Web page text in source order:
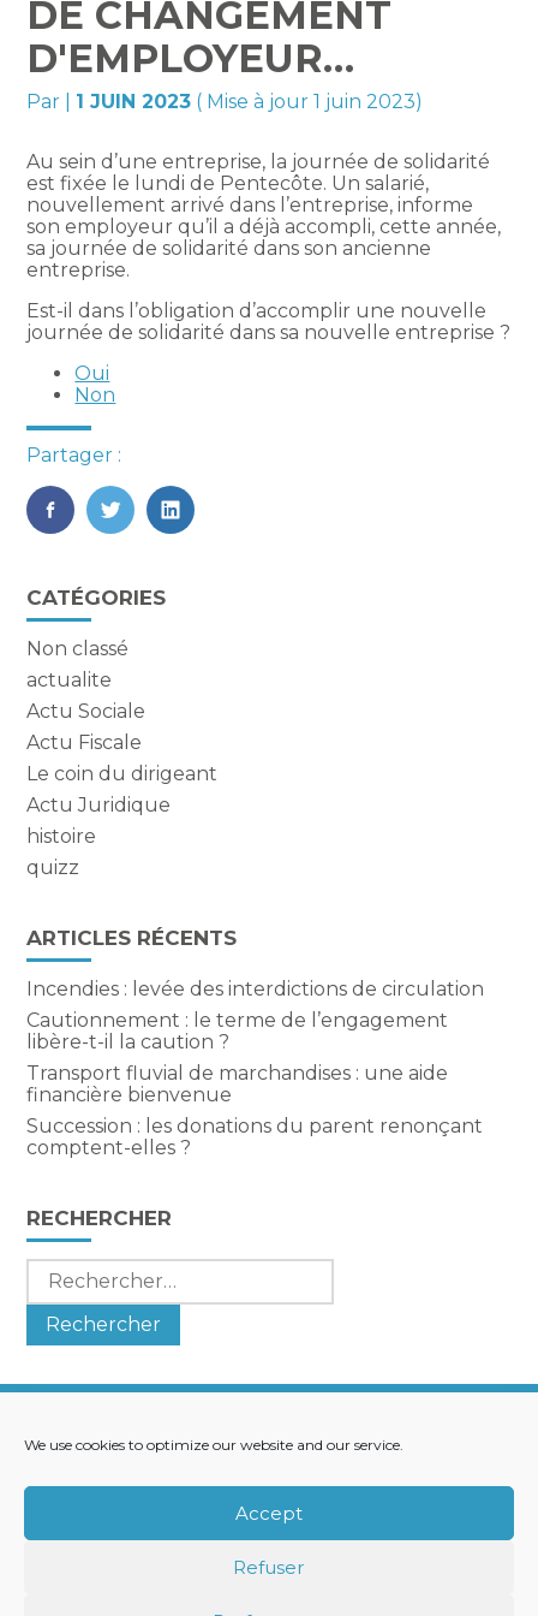
We use cookies to optimize our website and our service.
Accept
Refuser
DE CHANGEMENT
D'EMPLOYEUR…
Par 1 JUIN 2023 ( Mise à jour 1 juin 2023)
Au sein d’une entreprise, la journée de solidarité
est fixée le lundi de Pentecôte. Un salarié,
nouvellement arrivé dans l’entreprise, informe
son employeur qu’il a déjà accompli, cette année,
sa journée de solidarité dans son ancienne
entreprise.
Est-il dans l’obligation d’accomplir une nouvelle
journée de solidarité dans sa nouvelle entreprise ?
Oui
Non
Partager :
FaceBook
TwitterLinkedIn
Blog
sidebar
CATÉGORIES
Non classé
actualite
Actu Sociale
Actu Fiscale
Le coin du dirigeant
Actu Juridique
histoire
quizz
ARTICLES RÉCENTS
Incendies : levée des interdictions de circulation
Cautionnement : le terme de l’engagement
libère-t-il la caution ?
Transport fluvial de marchandises : une aide
financière bienvenue
Succession : les donations du parent renonçant
comptent-elles ?
RECHERCHER
Rechercher :
Principale
NOS SOLUTIONS
RECRUTEMENT
CONTACT